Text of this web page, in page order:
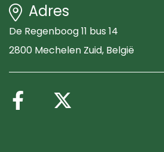
Adres
De Regenboog 11 bus 14
2800 Mechelen Zuid, België
Volg ons op